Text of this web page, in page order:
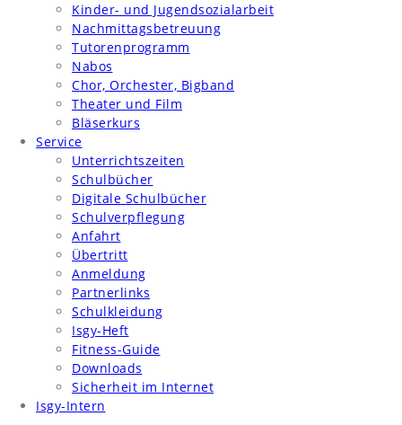
Kinder- und Jugendsozialarbeit
Nachmittagsbetreuung
Tutorenprogramm
Nabos
Chor, Orchester, Bigband
Theater und Film
Bläserkurs
Service
Unterrichtszeiten
Schulbücher
Digitale Schulbücher
Schulverpflegung
Anfahrt
Übertritt
Anmeldung
Partnerlinks
Schulkleidung
Isgy-Heft
Fitness-Guide
Downloads
Sicherheit im Internet
Isgy-Intern